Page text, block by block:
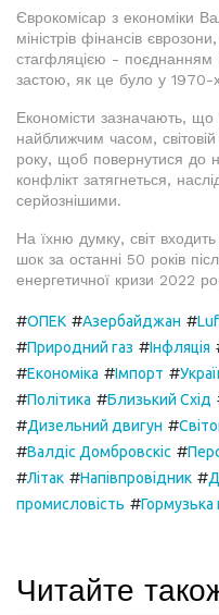
Єврокомісар з економіки
міністрів фінансів
стагфляцією - поєднанням
застою, як це було у 1970-
Економісти зазначають, що
найближчим часом,
року, щоб повернутися до
конфлікт затягнеться,
серйознішими.
На їхню думку, світ
шок за останні 50 років
енергетичної кризи 2022
#ОПЕК #Азербайджан #
#Природний газ #Інфляція
#Економіка #Імпорт #
#Політика #Близький Схід
#Дизельний двигун #
#Валдіс Домбровскіс #
#Літак #Напівпровідник #
промисловість #Гормузька
Читайте